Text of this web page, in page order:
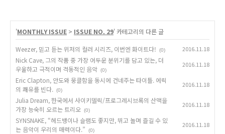
'MONTHLY ISSUE > ISSUE NO. 29' 카테고리의 다른 글
Weezer, 믿고 듣는 위저의 컬러 시리즈, 이번엔 화이트다! (0) 2016.11.18
Nick Cave, 그의 작품 중 가장 어두운 분위기를 담고 있는, 더
우울하고 극적이며 격동적인 음악 (0)
2016.11.18
Eric Clapton, 안도와 뭉클함을 동시에 건네주는 타이틀. 에릭
의 쾌유를 빈다.
(0)
2016.11.18
Julia Dream, 한국에서 사이키델릭/프로그레시브록의 산맥을
가장 능숙히 오르는 트리오 (0)
2016.11.18
SYNSNAKE, “헤드뱅이나 슬램도 좋지만, 뛰고 놀며 즐길 수 있
는 음악이 우리의 매력이다.”
(0)
2016.11.18